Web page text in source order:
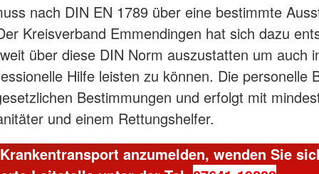
nach DIN EN 1789 über eine bestimmte
Kreisverband Emmendingen hat sich dazu
über diese DIN Norm auszustatten um auch
Hilfe leisten zu können. Die personelle
Bestimmungen und erfolgt mit
und einem Rettungshelfer.
anzumelden, wenden Sie